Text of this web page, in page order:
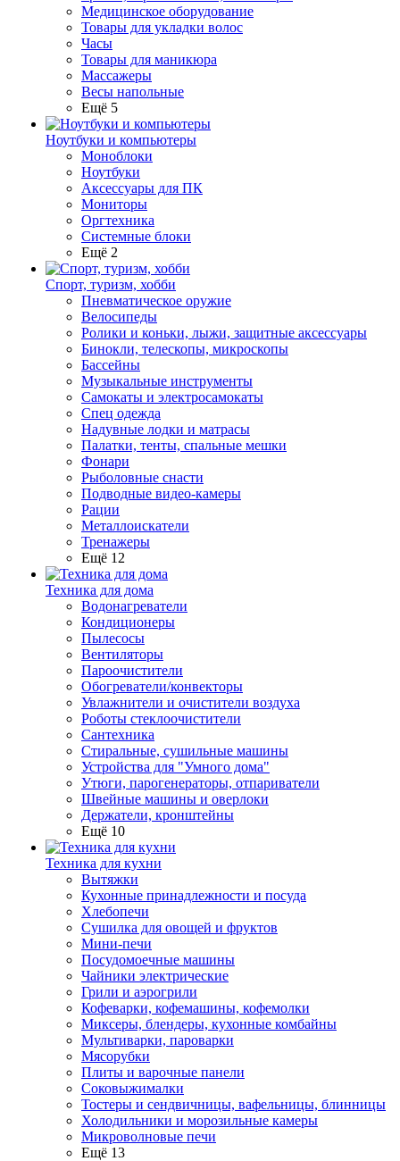
Медицинское оборудование
Товары для укладки волос
Часы
Товары для маникюра
Массажеры
Весы напольные
Ещё 5
Ноутбуки и компьютеры
Моноблоки
Ноутбуки
Аксессуары для ПК
Мониторы
Оргтехника
Системные блоки
Ещё 2
Спорт, туризм, хобби
Пневматическое оружие
Велосипеды
Ролики и коньки, лыжи, защитные аксессуары
Бинокли, телескопы, микроскопы
Бассейны
Музыкальные инструменты
Самокаты и электросамокаты
Спец одежда
Надувные лодки и матрасы
Палатки, тенты, спальные мешки
Фонари
Рыболовные снасти
Подводные видео-камеры
Рации
Металлоискатели
Тренажеры
Ещё 12
Техника для дома
Водонагреватели
Кондиционеры
Пылесосы
Вентиляторы
Пароочистители
Обогреватели/конвекторы
Увлажнители и очистители воздуха
Роботы стеклоочистители
Сантехника
Стиральные, сушильные машины
Устройства для "Умного дома"
Утюги, парогенераторы, отпариватели
Швейные машины и оверлоки
Держатели, кронштейны
Ещё 10
Техника для кухни
Вытяжки
Кухонные принадлежности и посуда
Хлебопечи
Сушилка для овощей и фруктов
Мини-печи
Посудомоечные машины
Чайники электрические
Грили и аэрогрили
Кофеварки, кофемашины, кофемолки
Миксеры, блендеры, кухонные комбайны
Мультиварки, пароварки
Мясорубки
Плиты и варочные панели
Соковыжималки
Тостеры и сендвичницы, вафельницы, блинницы
Холодильники и морозильные камеры
Микроволновые печи
Ещё 13